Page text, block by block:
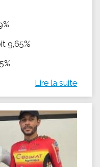
9,65%
Lire la suite